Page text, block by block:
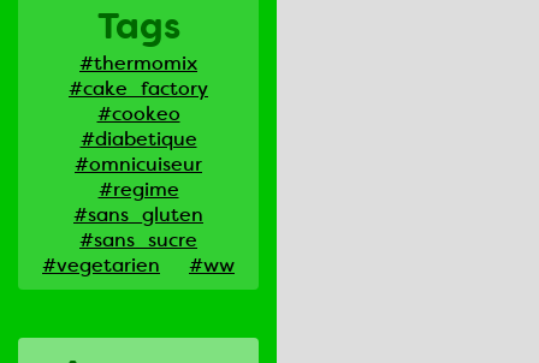
Tags
#thermomix
#cake_factory
#cookeo
#diabetique
#omnicuiseur
#regime
#sans_gluten
#sans_sucre
#vegetarien
#ww